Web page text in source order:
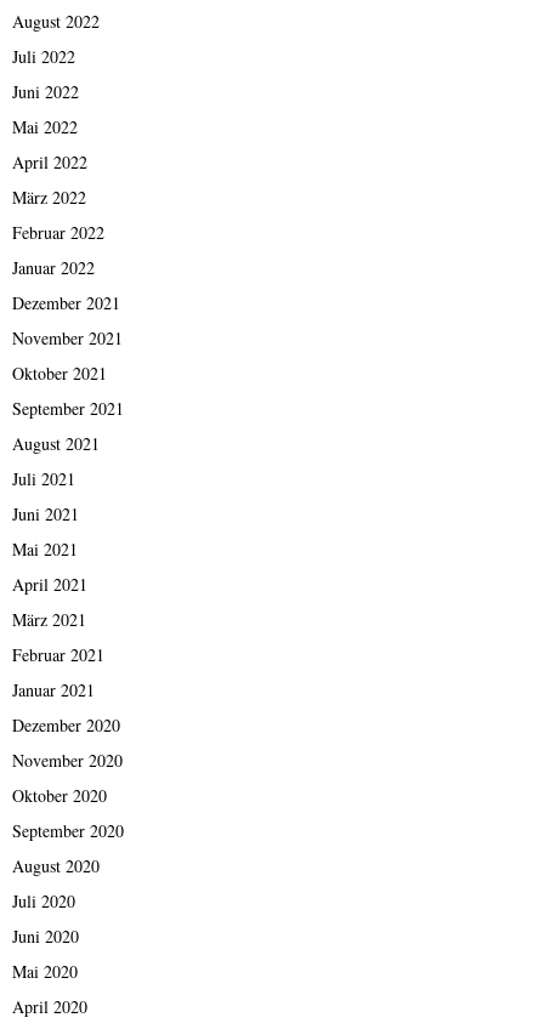
August 2022
Juli 2022
Juni 2022
Mai 2022
April 2022
März 2022
Februar 2022
Januar 2022
Dezember 2021
November 2021
Oktober 2021
September 2021
August 2021
Juli 2021
Juni 2021
Mai 2021
April 2021
März 2021
Februar 2021
Januar 2021
Dezember 2020
November 2020
Oktober 2020
September 2020
August 2020
Juli 2020
Juni 2020
Mai 2020
April 2020